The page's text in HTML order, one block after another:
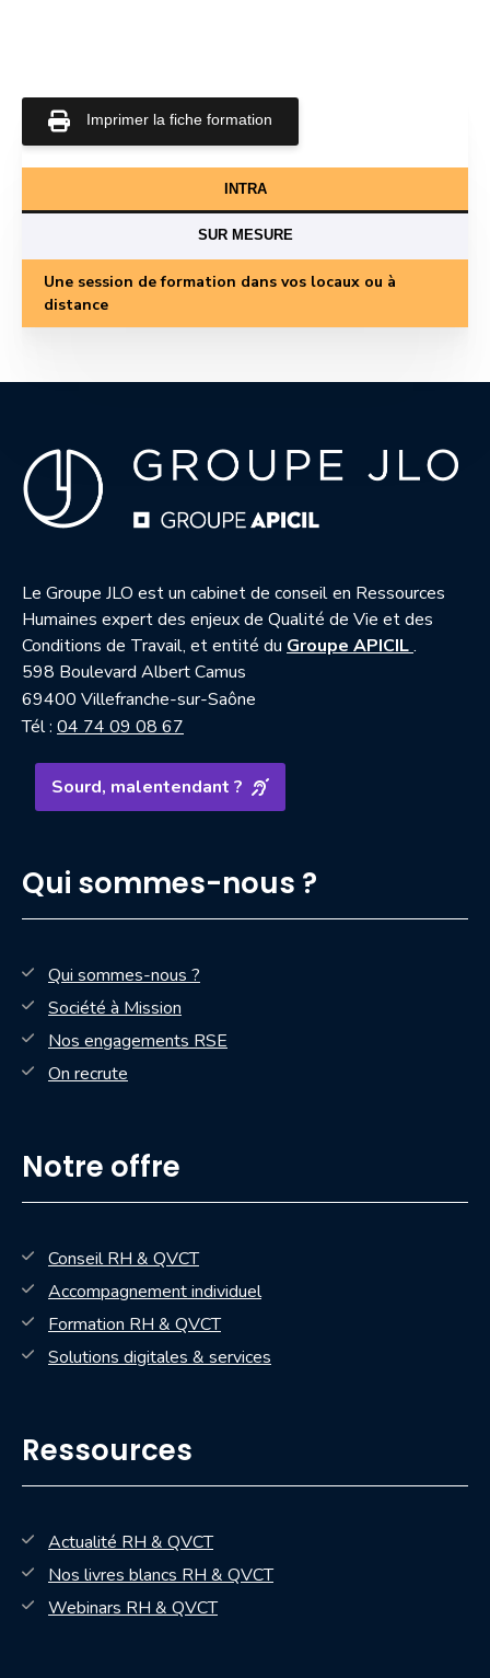
Imprimer la fiche formation
INTRA
SUR MESURE
Une session de formation dans vos locaux ou à
distance
Le Groupe JLO est un cabinet de conseil en Ressources
Humaines expert des enjeux de Qualité de Vie et des
Conditions de Travail, et entité du Groupe APICIL—
.
598 Boulevard Albert Camus
69400 Villefranche-sur-Saône
Tél : 04 74 09 08 67
Sourd, malentendant ?
Qui sommes-nous ?
Qui sommes-nous ?
Société à Mission
Nos engagements RSE
On recrute
Notre offre
Conseil RH & QVCT
Accompagnement individuel
Formation RH & QVCT
Solutions digitales & services
Ressources
Actualité RH & QVCT
Nos livres blancs RH & QVCT
Webinars RH & QVCT— nouvelle fenêtre